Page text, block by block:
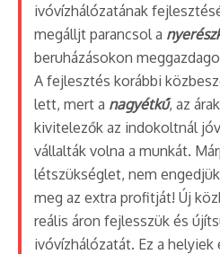
ivóvízhálózatának
megálljt parancsol a
beruházásokon
A fejlesztés korábbi
lett, mert a nagyétkű, az
kivitelezők az indokoltnál
vállalták volna a munkát.
létszükséglet, nem
meg az extra profitját! Új
reális áron fejlesszük és
ivóvízhálózatát. Ez a helyiek